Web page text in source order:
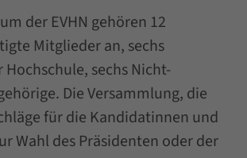
der EVHN gehören 12
Mitglieder an, sechs
sechs Nicht-
Die Versammlung, die
für die Kandidatinnen und
Wahl des Präsidenten oder der